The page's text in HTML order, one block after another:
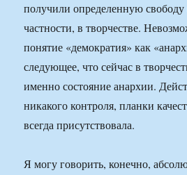
получили определенную
частности, в творчестве.
понятие «демократия» как
следующее, что сейчас в
именно состояние анархии.
никакого контроля, планки
всегда присутствовала.
Я могу говорить, конечно,